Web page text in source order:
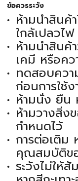
ข้อควรระวัง
ห้ามนำสิน
ใกล้เปลวไฟ
ห้ามนำสินค้
เคมี หรือค
ทดสอบควา
ก่อนการใช้ง
ห้ามนั่ง ยืน
ห้ามวางสิ่ง
กำหนดไว้
การต่อเติม
คุณสมบัติข
ระวังไม่ให้